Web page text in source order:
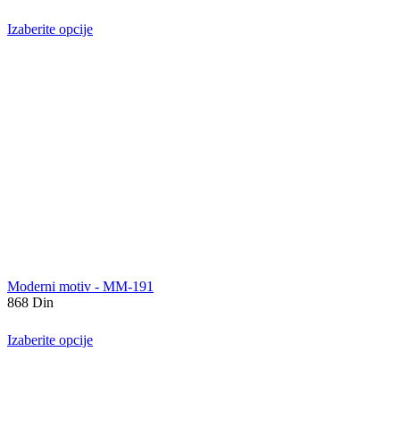
Izaberite opcije
Moderni motiv - MM-191
868 Din
Izaberite opcije